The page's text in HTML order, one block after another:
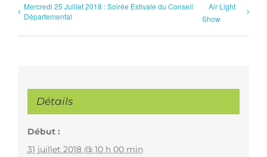
Mercredi 25 Juillet 2018 : Soirée Estivale du Conseil
Départemental
Air Light
Show
Détails
Début :
31 juillet 2018 @ 10 h 00 min